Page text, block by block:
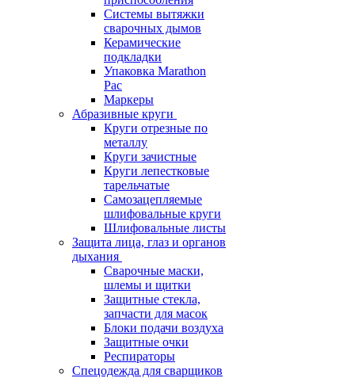
Системы вытяжки
сварочных дымов
Керамические
подкладки
Упаковка Marathon
Pac
Маркеры
Абразивные круги
Круги отрезные по
металлу
Круги зачистные
Круги лепестковые
тарельчатые
Самозацепляемые
шлифовальные круги
Шлифовальные листы
Защита лица, глаз и органов
дыхания
Сварочные маски,
шлемы и щитки
Защитные стекла,
запчасти для масок
Блоки подачи воздуха
Защитные очки
Респираторы
Спецодежда для сварщиков